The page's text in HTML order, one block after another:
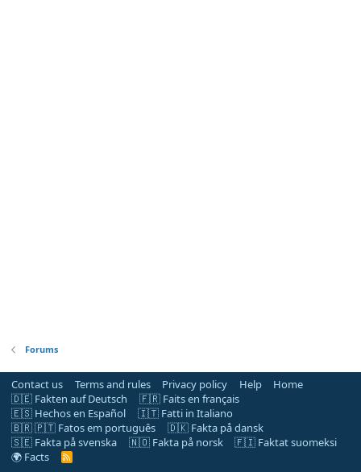
Forums
Contact us Terms and rules Privacy policy Help
Home
🇩🇪 Fakten auf Deutsch
🇫🇷 Faits en français
🇪🇸 Hechos en Español
🇮🇹 Fatti in Italiano
🇧🇷 🇵🇹 Fatos em português
🇩🇰 Fakta på dansk
🇸🇪 Fakta på svenska
🇳🇴 Fakta på norsk
🇫🇮 Faktat suomeksi
🌍 Facts
R